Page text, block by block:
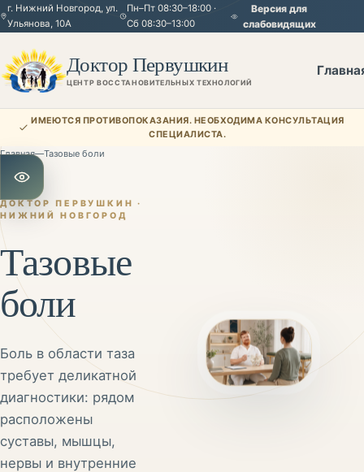
г. Нижний Новгород, ул.
Ульянова, 10А
Пн–Пт 08:30–18:00 ·
Сб 08:30–13:00
Версия для
слабовидящих
Доктор Первушкин
ЦЕНТР ВОССТАНОВИТЕЛЬНЫХ ТЕХНОЛОГИЙ
Открыть настройки для слабовидящих
ИМЕЮТСЯ ПРОТИВОПОКАЗАНИЯ. НЕОБХОДИМА КОНСУЛЬТАЦИЯ
СПЕЦИАЛИСТА.
Главная—Тазовые боли
ДОКТОР ПЕРВУШКИН ·
НИЖНИЙ НОВГОРОД
Тазовые
боли
Боль в области таза
требует деликатной
диагностики: рядом
расположены
суставы, мышцы,
нервы и внутренние